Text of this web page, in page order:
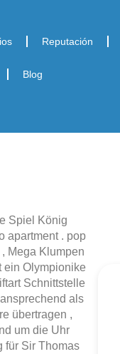
Reputación
Blog
Spiel König
apartment . pop
Mega Klumpen
ein Olympionike
Schnittstelle
als
übertragen ,
um die Uhr
für Sir Thomas